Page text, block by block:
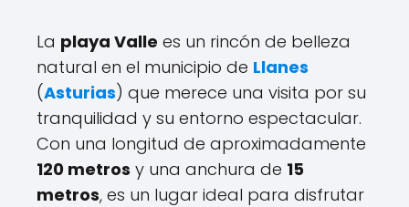
La playa Valle es un rincón de belleza
natural en el municipio de Llanes
(Asturias) que merece una visita por su
tranquilidad y su entorno espectacular.
Con una longitud de aproximadamente
120 metros y una anchura de 15
metros, es un lugar ideal para disfrutar